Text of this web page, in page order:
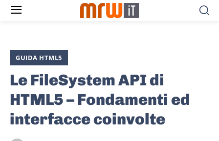
GUIDA HTML5
Le FileSystem API di
HTML5 – Fondamenti ed
interfacce coinvolte